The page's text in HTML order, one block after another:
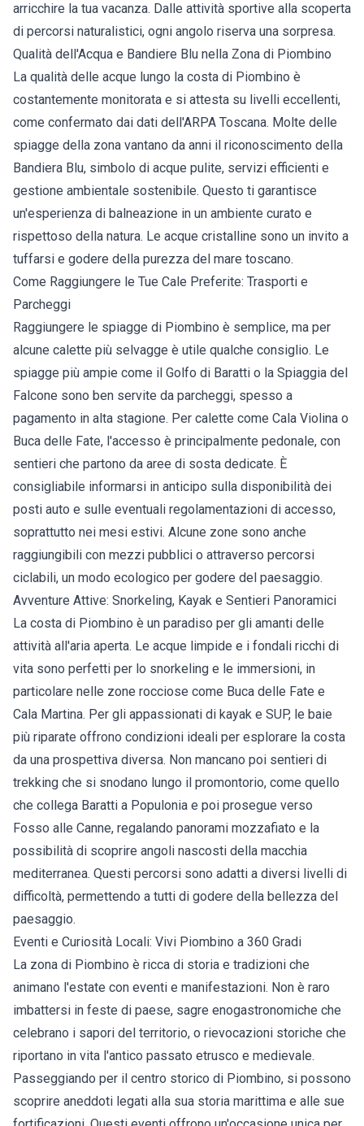
arricchire la tua vacanza. Dalle attività sportive alla scoperta
di percorsi naturalistici, ogni angolo riserva una sorpresa.
Qualità dell'Acqua e Bandiere Blu nella Zona di Piombino
La qualità delle acque lungo la costa di Piombino è
costantemente monitorata e si attesta su livelli eccellenti,
come confermato dai dati dell'ARPA Toscana. Molte delle
spiagge della zona vantano da anni il riconoscimento della
Bandiera Blu, simbolo di acque pulite, servizi efficienti e
gestione ambientale sostenibile. Questo ti garantisce
un'esperienza di balneazione in un ambiente curato e
rispettoso della natura. Le acque cristalline sono un invito a
tuffarsi e godere della purezza del mare toscano.
Come Raggiungere le Tue Cale Preferite: Trasporti e
Parcheggi
Raggiungere le spiagge di Piombino è semplice, ma per
alcune calette più selvagge è utile qualche consiglio. Le
spiagge più ampie come il Golfo di Baratti o la Spiaggia del
Falcone sono ben servite da parcheggi, spesso a
pagamento in alta stagione. Per calette come Cala Violina o
Buca delle Fate, l'accesso è principalmente pedonale, con
sentieri che partono da aree di sosta dedicate. È
consigliabile informarsi in anticipo sulla disponibilità dei
posti auto e sulle eventuali regolamentazioni di accesso,
soprattutto nei mesi estivi. Alcune zone sono anche
raggiungibili con mezzi pubblici o attraverso percorsi
ciclabili, un modo ecologico per godere del paesaggio.
Avventure Attive: Snorkeling, Kayak e Sentieri Panoramici
La costa di Piombino è un paradiso per gli amanti delle
attività all'aria aperta. Le acque limpide e i fondali ricchi di
vita sono perfetti per lo snorkeling e le immersioni, in
particolare nelle zone rocciose come Buca delle Fate e
Cala Martina. Per gli appassionati di kayak e SUP, le baie
più riparate offrono condizioni ideali per esplorare la costa
da una prospettiva diversa. Non mancano poi sentieri di
trekking che si snodano lungo il promontorio, come quello
che collega Baratti a Populonia e poi prosegue verso
Fosso alle Canne, regalando panorami mozzafiato e la
possibilità di scoprire angoli nascosti della macchia
mediterranea. Questi percorsi sono adatti a diversi livelli di
difficoltà, permettendo a tutti di godere della bellezza del
paesaggio.
Eventi e Curiosità Locali: Vivi Piombino a 360 Gradi
La zona di Piombino è ricca di storia e tradizioni che
animano l'estate con eventi e manifestazioni. Non è raro
imbattersi in feste di paese, sagre enogastronomiche che
celebrano i sapori del territorio, o rievocazioni storiche che
riportano in vita l'antico passato etrusco e medievale.
Passeggiando per il centro storico di Piombino, si possono
scoprire aneddoti legati alla sua storia marittima e alle sue